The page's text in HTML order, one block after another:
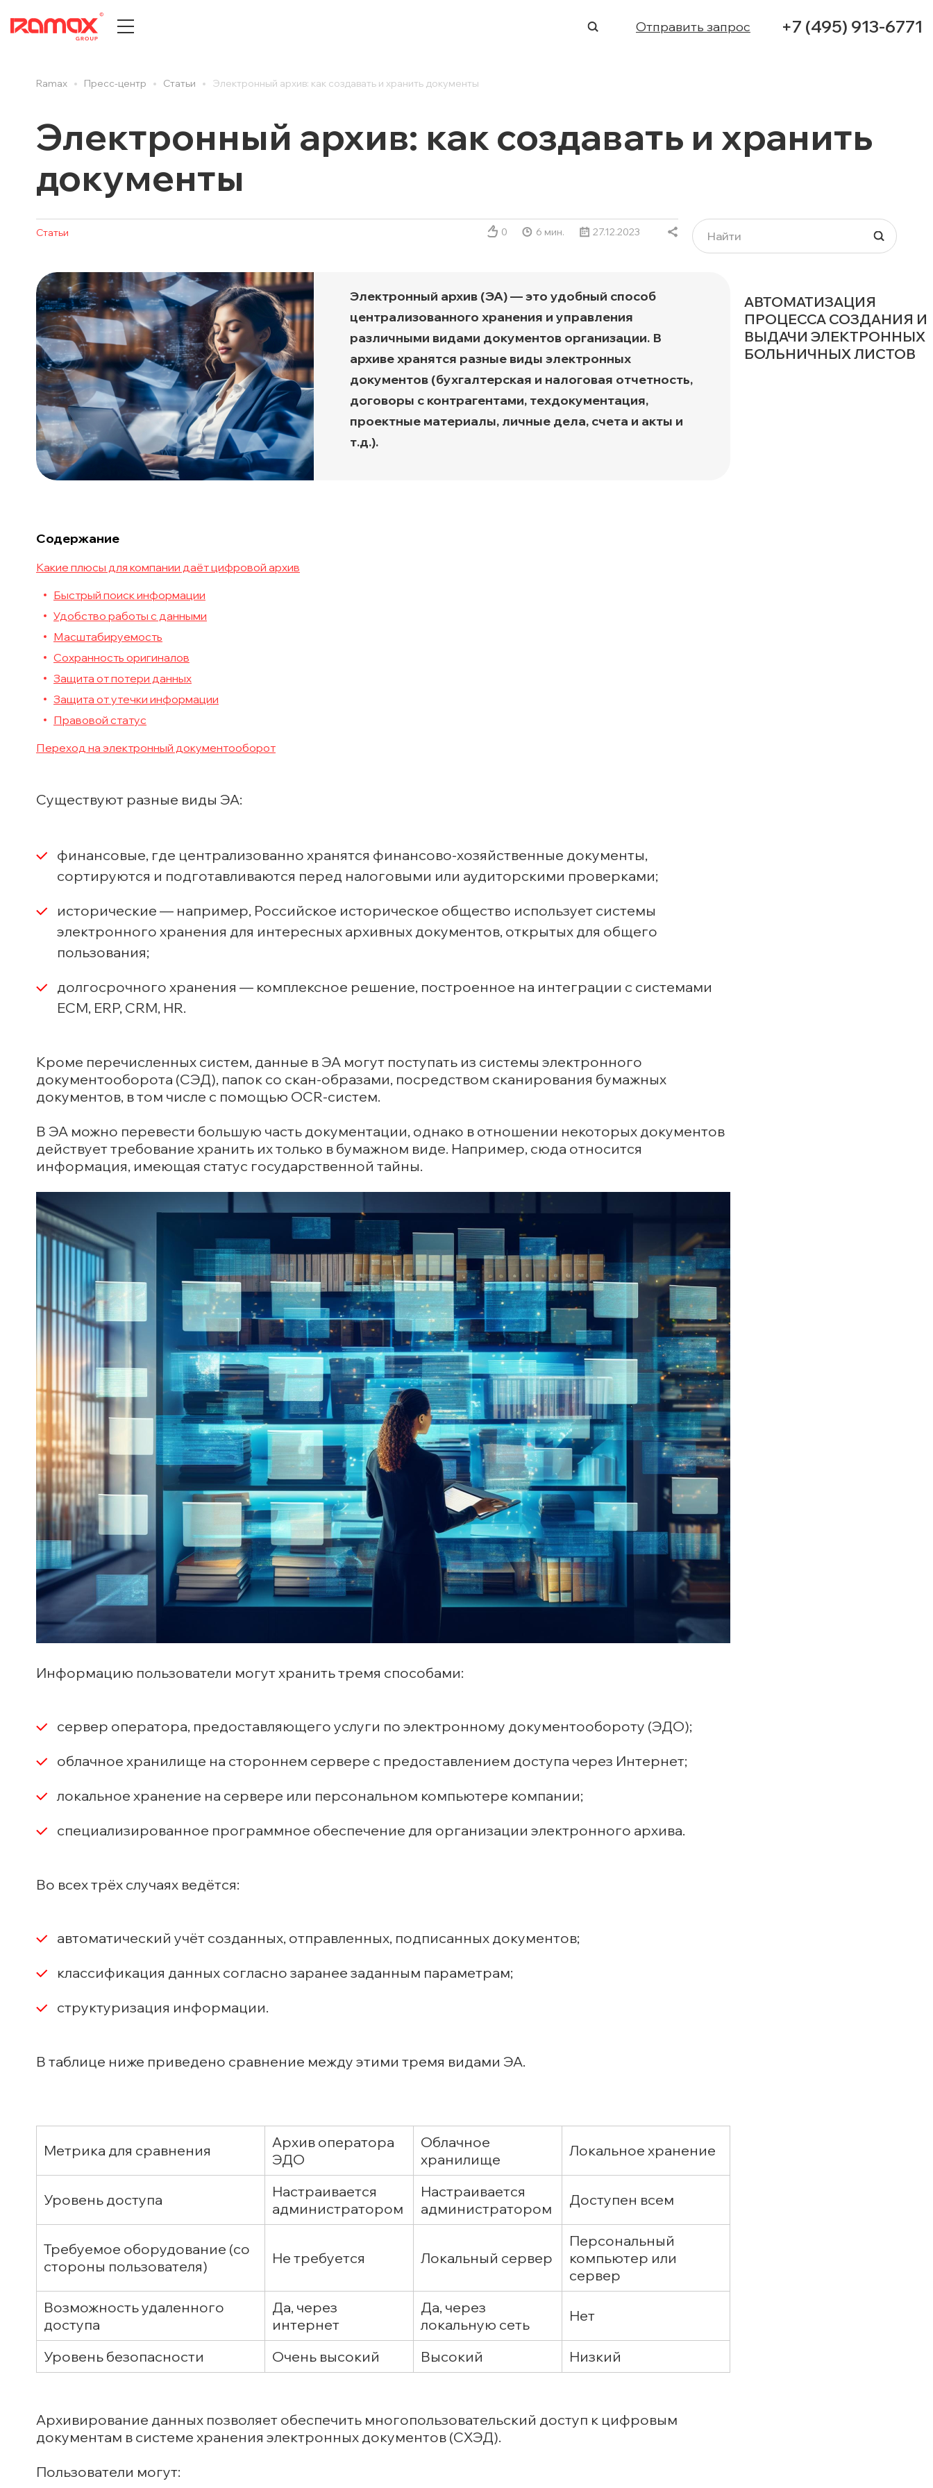
Отправить запрос +7 (495) 913-6771
О КОМПАНИИ
История компании
Центры компетенций
Награды и достижения
Карьера
ПРЕСС-ЦЕНТР
Все
Новости
ДИТ
Управление финансами
ценообразования
Ramax Пресс-центр Cтатьи Электронный архив: как создавать и хранить документы
Электронный архив: как создавать и хранить
документы
Cтатьи 0 6 мин. 27.12.2023
Электронный архив (ЭА) — это удобный способ
централизованного хранения и управления
различными видами документов организации. В
архиве хранятся разные виды электронных
документов (бухгалтерская и налоговая отчетность,
договоры с контрагентами, техдокументация,
проектные материалы, личные дела, счета и акты и
т.д.).
Содержание
Какие плюсы для компании даёт цифровой архив
Быстрый поиск информации
Удобство работы с данными
Масштабируемость
Сохранность оригиналов
Защита от потери данных
Защита от утечки информации
Правовой статус
Переход на электронный документооборот
Существуют разные виды ЭА:
финансовые, где централизованно хранятся финансово-хозяйственные документы,
сортируются и подготавливаются перед налоговыми или аудиторскими проверками;
исторические — например, Российское историческое общество использует системы
электронного хранения для интересных архивных документов, открытых для общего
пользования;
долгосрочного хранения — комплексное решение, построенное на интеграции с системами
ECM, ERP, CRM, HR.
Кроме перечисленных систем, данные в ЭА могут поступать из системы электронного
документооборота (СЭД), папок со скан-образами, посредством сканирования бумажных
документов, в том числе с помощью OCR-систем.
В ЭА можно перевести большую часть документации, однако в отношении некоторых документов
действует требование хранить их только в бумажном виде. Например, сюда относится
информация, имеющая статус государственной тайны.
Информацию пользователи могут хранить тремя способами:
сервер оператора, предоставляющего услуги по электронному документообороту (ЭДО);
облачное хранилище на стороннем сервере с предоставлением доступа через Интернет;
локальное хранение на сервере или персональном компьютере компании;
специализированное программное обеспечение для организации электронного архива.
Во всех трёх случаях ведётся:
автоматический учёт созданных, отправленных, подписанных документов;
классификация данных согласно заранее заданным параметрам;
структуризация информации.
В таблице ниже приведено сравнение между этими тремя видами ЭА.
Метрика для сравнения
Архив оператора
ЭДО
Облачное
хранилище
Локальное хранение
Уровень доступа
Настраивается
администратором
Настраивается
администратором
Доступен всем
Требуемое оборудование (со
стороны пользователя)
Не требуется Локальный сервер
Персональный
компьютер или
сервер
Возможность удаленного
доступа
Да, через
интернет
Да, через
локальную сеть
Нет
Уровень безопасности Очень высокий Высокий Низкий
Архивирование данных позволяет обеспечить многопользовательский доступ к цифровым
документам в системе хранения электронных документов (СХЭД).
Пользователи могут:
АВТОМАТИЗАЦИЯ
ПРОЦЕССА СОЗДАНИЯ И
ВЫДАЧИ ЭЛЕКТРОННЫХ
БОЛЬНИЧНЫХ ЛИСТОВ